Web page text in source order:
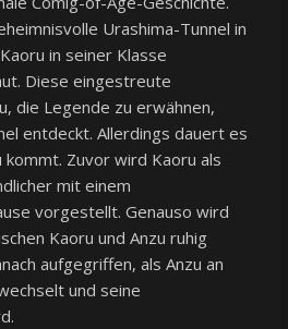
Urashima-Tunnel in
in seiner Klasse
Diese eingestreute
die Legende zu erwähnen,
entdeckt. Allerdings dauert es
Zuvor wird Kaoru als
mit einem
vorgestellt. Genauso wird
Kaoru und Anzu ruhig
aufgegriffen, als Anzu an
und seine